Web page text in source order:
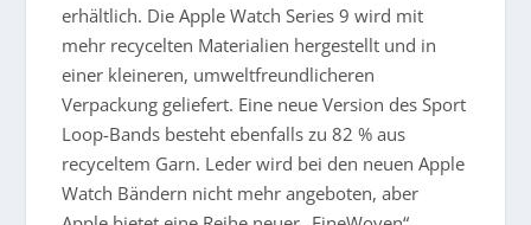
erhältlich. Die Apple Watch Series 9 wird mit
mehr recycelten Materialien hergestellt und in
einer kleineren, umweltfreundlicheren
Verpackung geliefert. Eine neue Version des Sport
Loop-Bands besteht ebenfalls zu 82 % aus
recyceltem Garn. Leder wird bei den neuen Apple
Watch Bändern nicht mehr angeboten, aber